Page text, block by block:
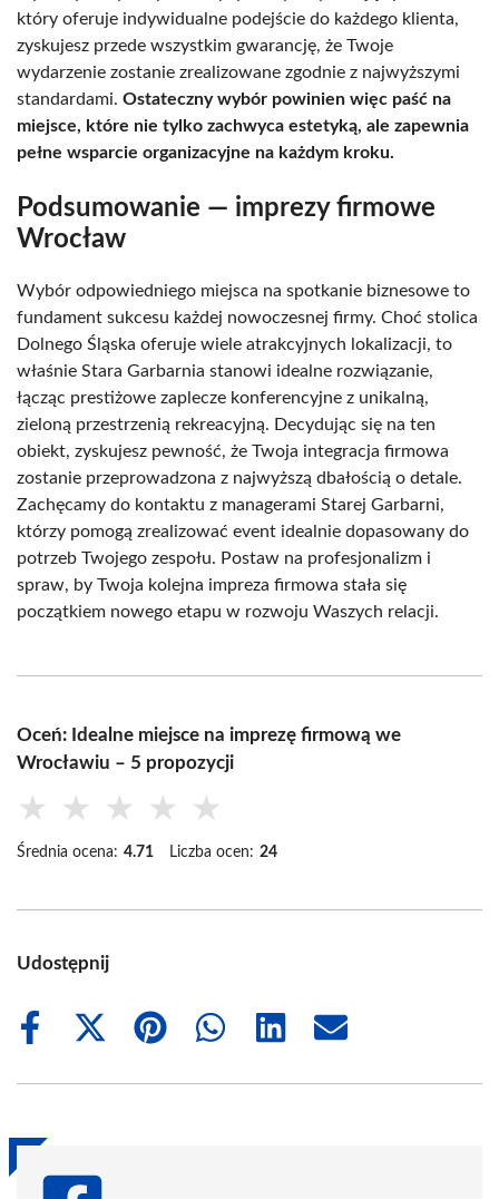
który oferuje indywidualne podejście do każdego klienta,
zyskujesz przede wszystkim gwarancję, że Twoje
wydarzenie zostanie zrealizowane zgodnie z najwyższymi
standardami. Ostateczny wybór powinien więc paść na
miejsce, które nie tylko zachwyca estetyką, ale zapewnia
pełne wsparcie organizacyjne na każdym kroku.
Podsumowanie — imprezy firmowe
Wrocław
Wybór odpowiedniego miejsca na spotkanie biznesowe to
fundament sukcesu każdej nowoczesnej firmy. Choć stolica
Dolnego Śląska oferuje wiele atrakcyjnych lokalizacji, to
właśnie Stara Garbarnia stanowi idealne rozwiązanie,
łącząc prestiżowe zaplecze konferencyjne z unikalną,
zieloną przestrzenią rekreacyjną. Decydując się na ten
obiekt, zyskujesz pewność, że Twoja integracja firmowa
zostanie przeprowadzona z najwyższą dbałością o detale.
Zachęcamy do kontaktu z managerami Starej Garbarni,
którzy pomogą zrealizować event idealnie dopasowany do
potrzeb Twojego zespołu. Postaw na profesjonalizm i
spraw, by Twoja kolejna impreza firmowa stała się
początkiem nowego etapu w rozwoju Waszych relacji.
Oceń: Idealne miejsce na imprezę firmową we
Wrocławiu – 5 propozycji
★ ★ ★ ★ ★
Średnia ocena: 4.71 Liczba ocen: 24
Udostępnij
Share
Share
(Twitter)
Share
Share
Share
Share